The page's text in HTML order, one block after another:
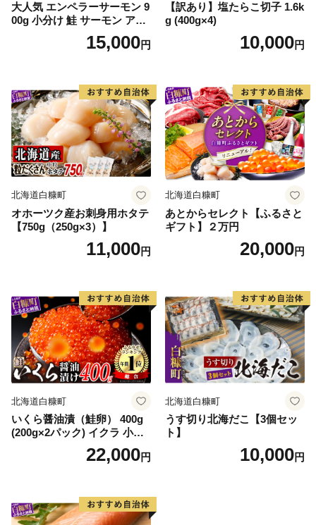
大人気 エンペラーサーモン 9
00g 小分け 鮭 サーモン アト
ランティックサーモン 水産
庁長官賞 受賞 さけ シャケ し
満足 美味しい 贈答 生食用 刺
身 お刺身 刺し身 魚介類 海鮮
冷凍 厚切り 薄切り ふるさと
納税 ふるさとチョイス チョ
イス 北海道 白糠町
15,000円
【訳あり】塩たらこ切子 1.6k
g (400g×4)
10,000円
北海道白糠町
オホーツク産お刺身用ホタテ
【750g（250g×3）】
11,000円
北海道白糠町
あとからセレクト【ふるさと
ギフト】２万円
20,000円
北海道白糠町
いくら醤油漬（鮭卵） 400g
(200g×2パック) イクラ 小分
け いくら醤油漬 鮭いくら い
くら醤油漬け 鮭 鮭卵 ikura
大好評品 北海道 白糠町
22,000円
北海道白糠町
うす切り北海だこ【3個セッ
ト】
10,000円